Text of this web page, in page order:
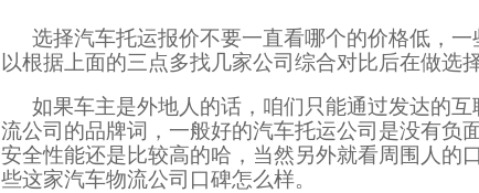
选择汽车托运报价不要一直看哪个的价格低，
以根据上面的三点多找几家公司综合对比后在做选择
如果车主是外地人的话，咱们只能通过发达的
流公司的品牌词，一般好的汽车托运公司是没有负
安全性能还是比较高的哈，当然另外就看周围人的
些这家汽车物流公司口碑怎么样。